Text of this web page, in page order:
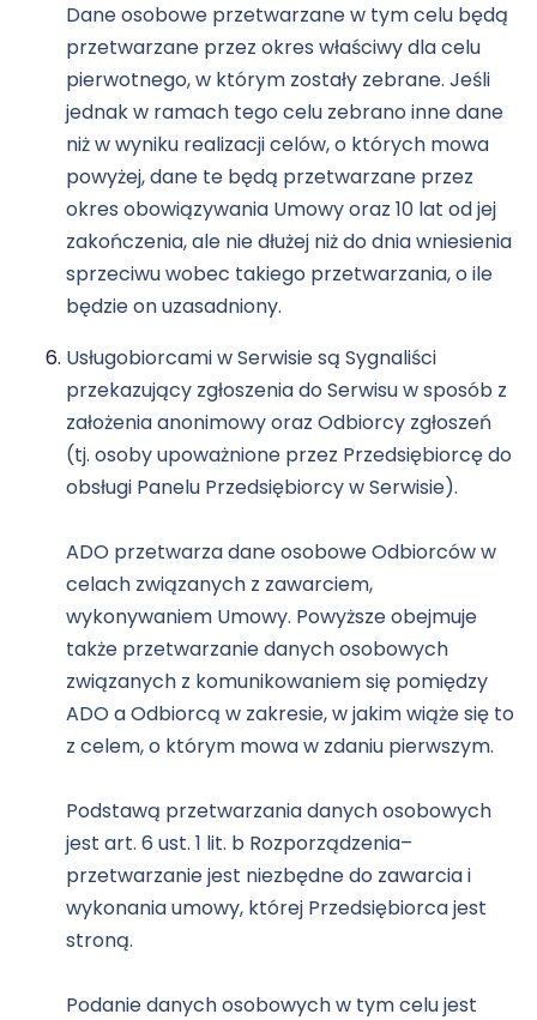
Dane osobowe przetwarzane w tym celu będą
przetwarzane przez okres właściwy dla celu
pierwotnego, w którym zostały zebrane. Jeśli
jednak w ramach tego celu zebrano inne dane
niż w wyniku realizacji celów, o których mowa
powyżej, dane te będą przetwarzane przez
okres obowiązywania Umowy oraz 10 lat od jej
zakończenia, ale nie dłużej niż do dnia wniesienia
sprzeciwu wobec takiego przetwarzania, o ile
będzie on uzasadniony.
Usługobiorcami w Serwisie są Sygnaliści
przekazujący zgłoszenia do Serwisu w sposób z
założenia anonimowy oraz Odbiorcy zgłoszeń
(tj. osoby upoważnione przez Przedsiębiorcę do
obsługi Panelu Przedsiębiorcy w Serwisie).
ADO przetwarza dane osobowe Odbiorców w
celach związanych z zawarciem,
wykonywaniem Umowy. Powyższe obejmuje
także przetwarzanie danych osobowych
związanych z komunikowaniem się pomiędzy
ADO a Odbiorcą w zakresie, w jakim wiąże się to
z celem, o którym mowa w zdaniu pierwszym.
Podstawą przetwarzania danych osobowych
jest art. 6 ust. 1 lit. b Rozporządzenia–
przetwarzanie jest niezbędne do zawarcia i
wykonania umowy, której Przedsiębiorca jest
stroną.
Podanie danych osobowych w tym celu jest